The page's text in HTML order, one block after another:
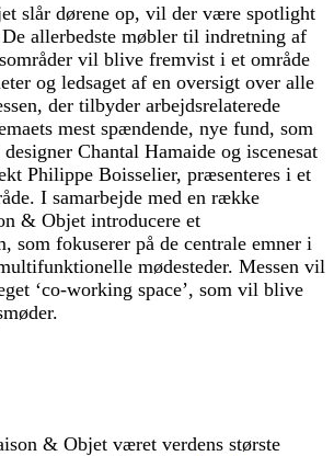
slår dørene op, vil der være spotlight
De allerbedste møbler til indretning af
vil blive fremvist i et område
og ledsaget af en oversigt over alle
der tilbyder arbejdsrelaterede
mest spændende, nye fund, som
Chantal Hamaide og iscenesat
Philippe Boisselier, præsenteres i et
I samarbejde med en række
& Objet introducere et
som fokuserer på de centrale emner i
mødesteder. Messen vil
‘co-working space’, som vil blive
& Objet været verdens største